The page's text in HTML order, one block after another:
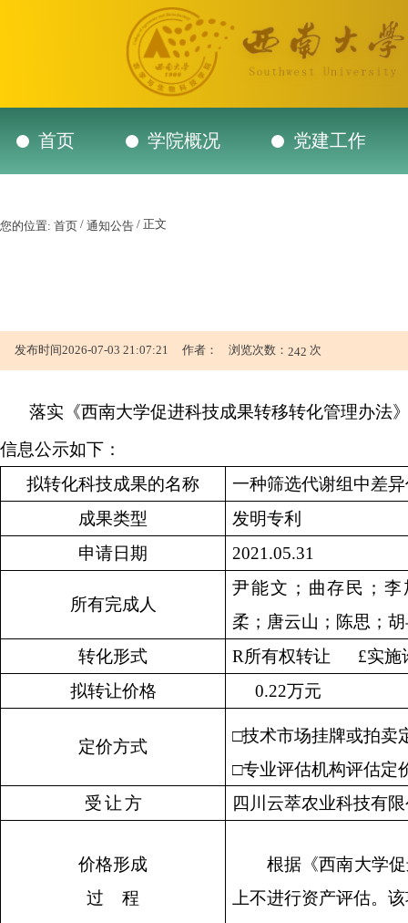
首页 学院概况 党建工作
您的位置: 首页 / 通知公告 / 正文
发布时间2026-07-03 21:07:21 作者： 浏览次数： 242 次
落实 《西南大学促进科技成果转移转化管理办法
信息公示如下：
拟转化科技成果的名称
一种筛选代谢组中差
成果类型
发明专利
申请日期
2021.05.31
所有完成人
尹能文；曲存民；
柔；唐云山；陈思；
转化形式
R所有权转让 £实施
拟转让价格
0.22万元
定价方式
□技术市场挂牌或拍卖
□专业评估机构评估定
受让方 四川云萃农业科技有
价格形成
过
程
根据《西南大学
上不进行资产评估。